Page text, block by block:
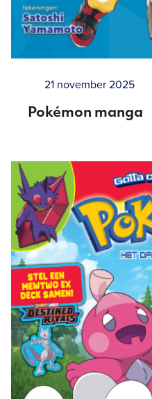
21 november 2025
Pokémon manga